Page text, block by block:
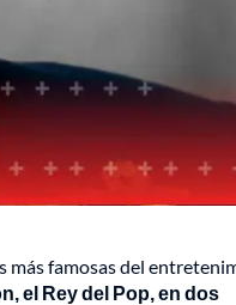
más famosas del
el Rey del Pop, en dos